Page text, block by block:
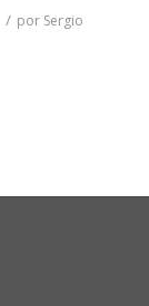
/ por Sergio